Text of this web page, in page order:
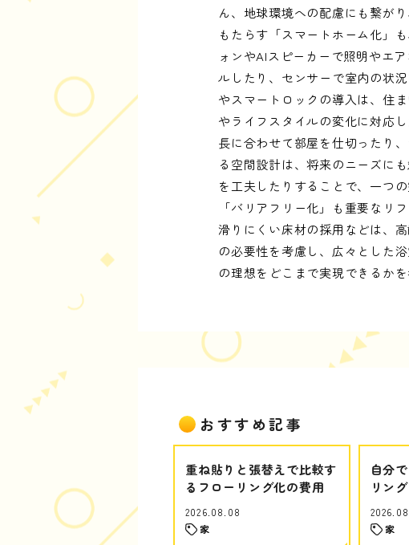
ん、地球環境への配慮にも繋が
もたらす「スマートホーム化」
ォンやAIスピーカーで照明やエ
ルしたり、センサーで室内の状
やスマートロックの導入は、住
やライフスタイルの変化に対応
長に合わせて部屋を仕切ったり
る空間設計は、将来のニーズに
を工夫したりすることで、一つ
「バリアフリー化」も重要なリ
滑りにくい床材の採用などは、
の必要性を考慮し、広々とした
の理想をどこまで実現できるか
おすすめ記事
重ね貼りと張替えで比較す
るフローリング化の費用
2026.08.08
家
自分
リン
家